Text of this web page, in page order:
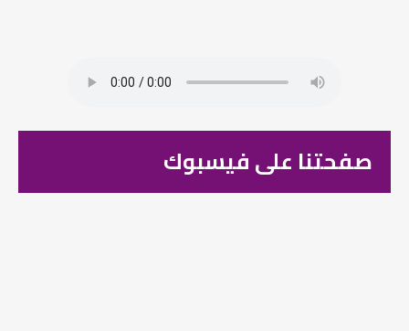
صفحتنا على فيسبوك